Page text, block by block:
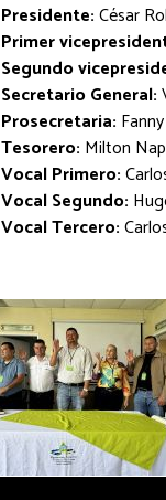
Presidente:César
Primer
Segundo
Secretario General:
Prosecretaria:
Tesorero: Milton
Vocal Primero:
Vocal Segundo:
Vocal Tercero: